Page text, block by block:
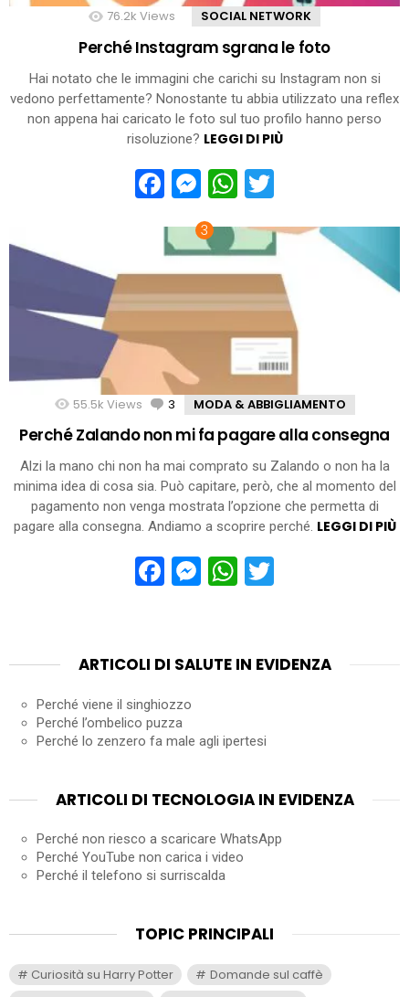
76.2k Views SOCIAL NETWORK
Perché Instagram sgrana le foto
Hai notato che le immagini che carichi su Instagram non si
vedono perfettamente? Nonostante tu abbia utilizzato una reflex
non appena hai caricato le foto sul tuo profilo hanno perso
risoluzione? LEGGI DI PIÙ
Facebook
Messenger
WhatsApp
55.5k Views 3 Comments
MODA & ABBIGLIAMENTO
Perché Zalando non mi fa pagare alla consegna
Alzi la mano chi non ha mai comprato su Zalando o non ha la
minima idea di cosa sia. Può capitare, però, che al momento del
pagamento non venga mostrata l’opzione che permetta di
pagare alla consegna. Andiamo a scoprire perché. LEGGI DI PIÙ
Facebook
Messenger
WhatsApp
ARTICOLI DI SALUTE IN EVIDENZA
Perché viene il singhiozzo
Perché l’ombelico puzza
Perché lo zenzero fa male agli ipertesi
ARTICOLI DI TECNOLOGIA IN EVIDENZA
Perché non riesco a scaricare WhatsApp
Perché YouTube non carica i video
Perché il telefono si surriscalda
TOPIC PRINCIPALI
Curiosità su Harry Potter
Domande sul caffè